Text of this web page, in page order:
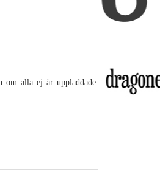
om alla ej är uppladdade.